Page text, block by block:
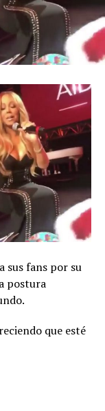
sus fans por su
postura
que esté